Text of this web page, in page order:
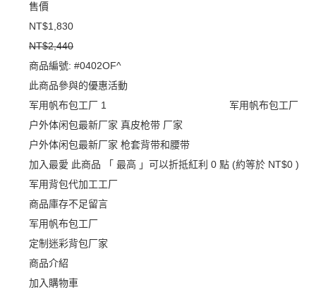
售價
NT$1,830
NT$2,440
商品編號: #0402OF^
此商品參與的優惠活動
军用帆布包工厂
军用帆布包工厂
户外体闲包最新厂家 真皮枪带 厂家
户外体闲包最新厂家 枪套背带和腰带
加入最愛 此商品 「 最高 」可以折抵紅利 0 點 (約等於 NT$0 )
军用背包代加工工厂
商品庫存不足留言
军用帆布包工厂
定制迷彩背包厂家
商品介紹
加入購物車